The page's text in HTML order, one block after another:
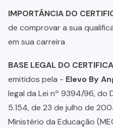
IMPORTÂNCIA DO
de comprovar a sua
em sua carreira
BASE LEGAL DO
emitidos pela - Elevo By
legal da Lei nº 9394/96, do
5.154, de 23 de julho de
Ministério da Educação